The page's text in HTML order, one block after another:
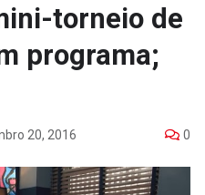
torneio de
programa;
20, 2016 0